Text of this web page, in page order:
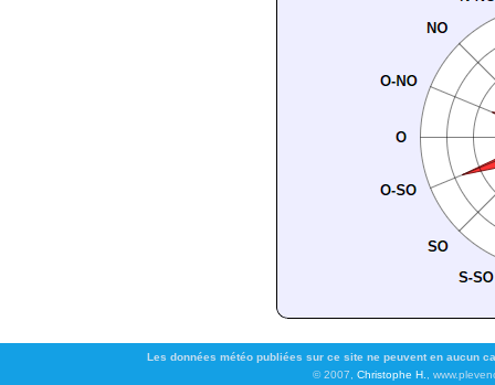
Les données météo publiées sur ce site ne peuvent en aucun
© 2007,Christophe H.,